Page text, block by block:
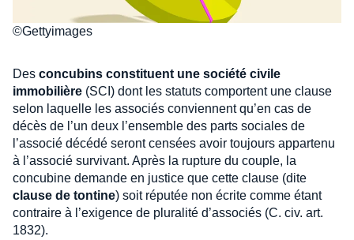
©Gettyimages
Des concubins constituent une société civile
immobilière (SCI) dont les statuts comportent une clause
selon laquelle les associés conviennent qu’en cas de
décès de l’un deux l’ensemble des parts sociales de
l’associé décédé seront censées avoir toujours appartenu
à l’associé survivant. Après la rupture du couple, la
concubine demande en justice que cette clause (dite
clause de tontine) soit réputée non écrite comme étant
contraire à l’exigence de pluralité d’associés (C. civ. art.
1832).